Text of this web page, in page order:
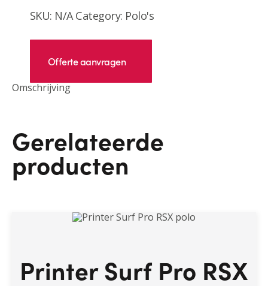
SKU: N/A Category: Polo's
Offerte aanvragen
Omschrijving
Gerelateerde
producten
Printer Surf Pro RSX